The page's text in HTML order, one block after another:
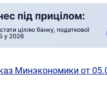
Минэкономики от